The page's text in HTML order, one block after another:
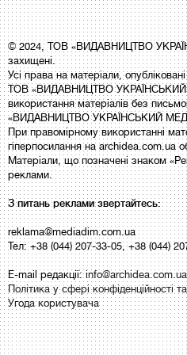
© 2024, ТОВ «ВИДАВНИЦТВО
захищені.
Усі права на матеріали,
ТОВ «ВИДАВНИЦТВО УКРАЇНСЬКИЙ
використання матеріалів без
«ВИДАВНИЦТВО УКРАЇНСЬКИЙ
При правомірному використанні
гіперпосилання на archidea.com.ua
Матеріали, що позначені знаком
реклами.
З питань реклами звертайтесь:
reklama@mediadim.com.ua
Тел: +38 (044) 207-33-05, +38 (044)
E-mail редакції:info@archidea.com.ua
Політика у сфері конфіденційності
Угода користувача